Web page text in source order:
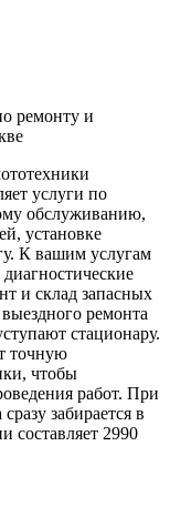
ремонту и
услуги по
обслуживанию,
установке
К вашим услугам
и склад запасных
ремонта
стационару.
точную
чтобы
работ. При
забирается в
составляет 2990